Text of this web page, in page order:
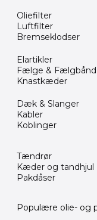
Oliefilter
Luftfilter
Bremseklodser
Elartikler
Fælge & Fælgbånd
Knastkæder
Dæk & Slanger
Kabler
Koblinger
Tændrør
Kæder og tandhjul
Pakdåser
Populære olie- og